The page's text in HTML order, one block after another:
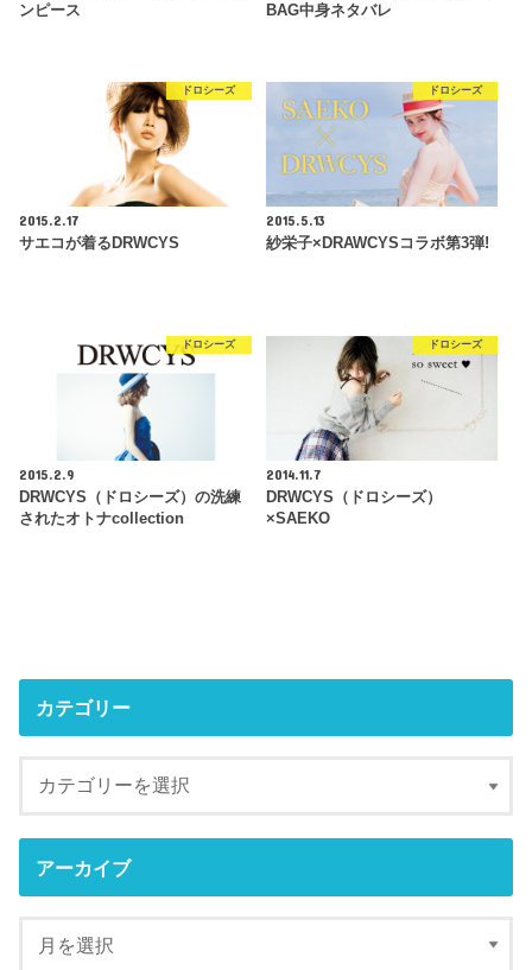
ンピース
BAG中身ネタバレ
ドロシーズ
2015.2.17
サエコが着るDRWCYS
ドロシーズ
2015.5.13
紗栄子×DRAWCYSコラボ第3弾!
ドロシーズ
2015.2.9
DRWCYS（ドロシーズ）の洗練
されたオトナcollection
ドロシーズ
2014.11.7
DRWCYS（ドロシーズ）
×SAEKO
カテゴリー
アーカイブ